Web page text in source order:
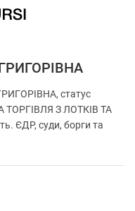
статус
ТОРГІВЛЯ З ЛОТКІВ ТА
ЄДР, суди, борги та